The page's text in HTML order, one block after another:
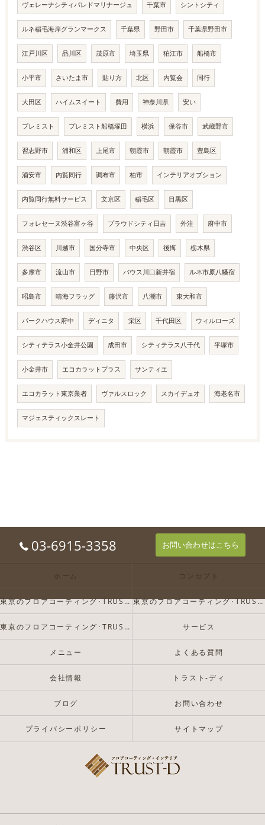
ヴェレーナシティパレドマリナージュ 千葉市 シントシティ
ルネ稲毛海岸グランマークス 千葉県 野田市 千葉県野田市
江戸川区 品川区 茂原市 埼玉県 狛江市 船橋市
小平市 さいたま市 貼り方 北区 内覧会 同行
大田区 ハイムスイート 費用 神奈川県 安い
プレミスト プレミスト船橋塚田 横浜 保谷市 武蔵野市
習志野市 浦和区 上尾市 朝霞市 朝霞市 豊島区
浦安市 内覧同行 調布市 柏市 インテリアオプション
内覧同行無料サービス 文京区 稲毛区 目黒区
フォレセーヌ渋谷富ヶ谷 プラウドシティ日吉 外注 府中市
渋谷区 川越市 国分寺市 中央区 後悔 栃木県
多摩市 流山市 日野市 バウス川口新井宿 ルネ市原八幡宿
昭島市 晴海フラッグ 藤沢市 八潮市 東大和市
パークハウス府中 ディニタ 栄区 千代田区 ウィルローズ
シティテラス小金井公園 成田市 シティテラス八千代 平塚市
小金井市 エコカラットプラス サンティエ
エコカラット東京業者 ヴァルスロック スカイデュオ 海老名市
マジェスティックスレート
03-6915-3358 お問い合わせはこちら
ホーム コンセプト
東京のフロアコーティング･TRUST-Dの口コミ情報 東京のフロアコーティング･TRUST-Dの評判
東京のフロアコーティング･TRUST-Dのお客様の声 サービス
メニュー よくある質問
会社情報 トラスト-ディ
ブログ お問い合わせ
プライバシーポリシー サイトマップ